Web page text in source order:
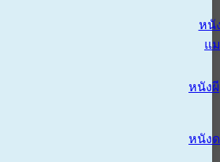
หนั
แ
หนังผี
หนัง